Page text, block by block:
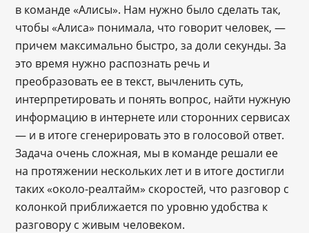
в команде «Алисы». Нам нужно было сделать так,
чтобы «Алиса» понимала, что говорит человек, ―
причем максимально быстро, за доли секунды. За
это время нужно распознать речь и
преобразовать ее в текст, вычленить суть,
интерпретировать и понять вопрос, найти нужную
информацию в интернете или сторонних сервисах
― и в итоге сгенерировать это в голосовой ответ.
Задача очень сложная, мы в команде решали ее
на протяжении нескольких лет и в итоге достигли
таких «около-реалтайм» скоростей, что разговор с
колонкой приближается по уровню удобства к
разговору с живым человеком.